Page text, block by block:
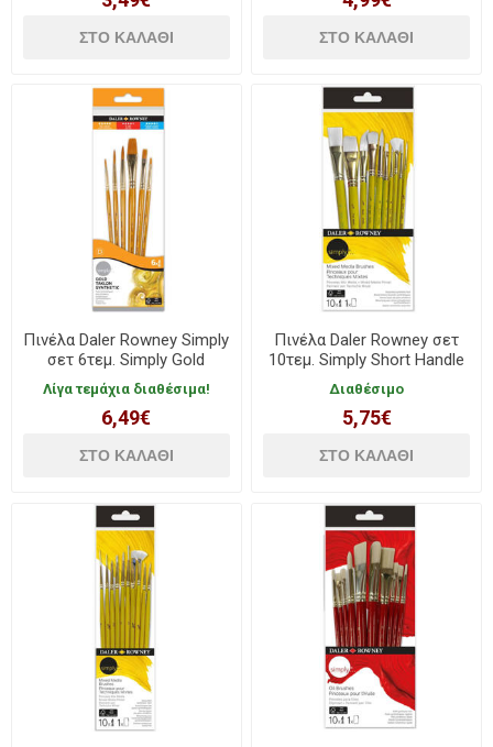
Πινέλα Daler Rowney Simply
σετ 6τεμ. Simply Gold
216920600
Λίγα τεμάχια διαθέσιμα!
6,49€
Πινέλα Daler Rowney σετ
10τεμ. Simply Short Handle
Mixed Media 216650110
Διαθέσιμο
5,75€